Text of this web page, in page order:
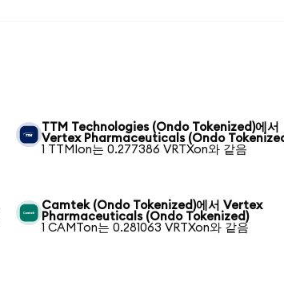
TTM Technologies (Ondo Tokenized)에서
Vertex Pharmaceuticals (Ondo
1 TTMIon는 0.277386 VRTXon와 같음
Camtek (Ondo Tokenized)에서 Vertex
Pharmaceuticals (Ondo Tokenized)
1 CAMTon는 0.281063 VRTXon와 같음